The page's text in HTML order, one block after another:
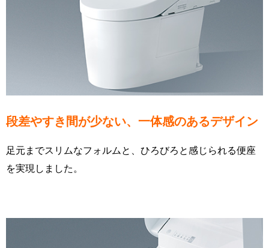
段差やすき間が少ない、一体感のあるデザイン
足元までスリムなフォルムと、ひろびろと感じられる便座
を実現しました。